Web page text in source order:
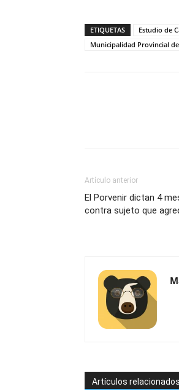
ETIQUETAS Estudio de
Municipalidad Provincial
Artículo anterior
El Porvenir dictan 4
contra sujeto que
Artículos relacionados